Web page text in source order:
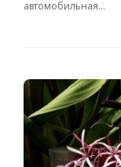
автомобильная…